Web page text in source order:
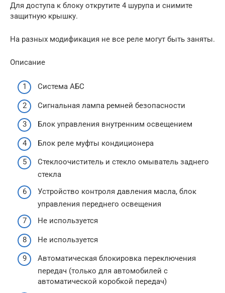
Для доступа к блоку открутите 4 шурупа и снимите
защитную крышку.
На разных модификация не все реле могут быть заняты.
Описание
Система АБС
Сигнальная лампа ремней безопасности
Блок управления внутренним освещением
Блок реле муфты кондиционера
Стеклоочиститель и стекло омыватель заднего
стекла
Устройство контроля давления масла, блок
управления переднего освещения
Не используется
Не используется
Автоматическая блокировка переключения
передач (только для автомобилей с
автоматической коробкой передач)